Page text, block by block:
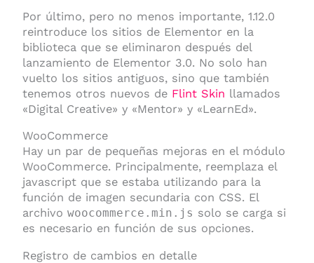
Por último, pero no menos importante, 1.12.0
reintroduce los sitios de Elementor en la
biblioteca que se eliminaron después del
lanzamiento de Elementor 3.0. No solo han
vuelto los sitios antiguos, sino que también
tenemos otros nuevos de Flint Skin llamados
«Digital Creative» y «Mentor» y «LearnEd».
WooCommerce
Hay un par de pequeñas mejoras en el módulo
WooCommerce. Principalmente, reemplaza el
javascript que se estaba utilizando para la
función de imagen secundaria con CSS. El
archivowoocommerce.min.js solo se carga si
es necesario en función de sus opciones.
Registro de cambios en detalle